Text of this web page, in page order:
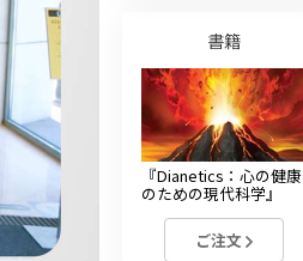
子ども
職場のためのツール
エシックスとコンディション
調査
書籍
『Dianetics：心の健康
のための現代科学』
ご注文